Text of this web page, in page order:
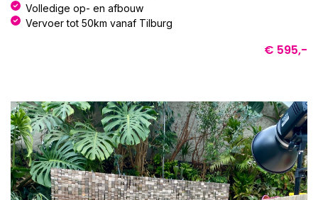
Volledige op- en afbouw
Vervoer tot 50km vanaf Tilburg
€ 595,-